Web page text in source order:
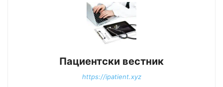
Пациентски вестник
https://ipatient.xyz